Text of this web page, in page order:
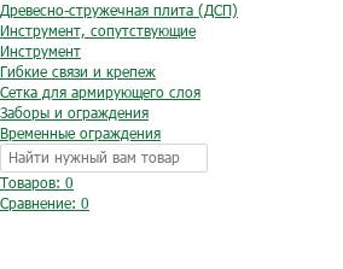
Древесно-стружечная плита (ДСП)
Инструмент, сопутствующие
Инструмент
Гибкие связи и крепеж
Сетка для армирующего слоя
Заборы и ограждения
Временные ограждения
Товаров: 0
Сравнение: 0